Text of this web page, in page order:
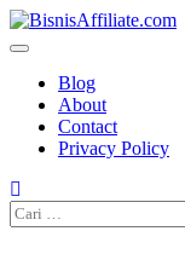
Skip
to
Blog
About
Contact
Privacy Policy
Cari
untuk: